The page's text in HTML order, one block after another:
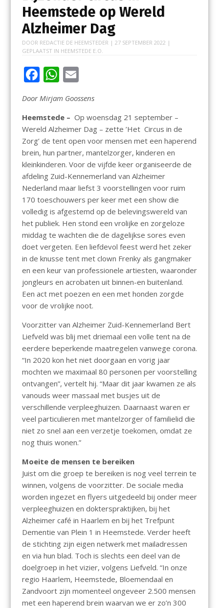
Heemstede op Wereld
Alzheimer Dag
DOOR REDACTIE DE HEEMSTEDER | 27 SEPTEMBER 2022 |
GEPLAATST IN HEEMSTEDE E.O.
F
e
b
o
o
k
W
at
s
A
p
p
E
ai
l
Door Mirjam Goossens
Heemstede – Op woensdag 21 september –
Wereld Alzheimer Dag – zette ’Het Circus in de
Zorg’ de tent open voor mensen met een haperend
brein, hun partner, mantelzorger, kinderen en
kleinkinderen. Voor de vijfde keer organiseerde de
afdeling Zuid-Kennemerland van Alzheimer
Nederland maar liefst 3 voorstellingen voor ruim
170 toeschouwers per keer met een show die
volledig is afgestemd op de belevingswereld van
het publiek. Hen stond een vrolijke en zorgeloze
middag te wachten die de dagelijkse sores even
doet vergeten. Een liefdevol feest werd het zeker
in de knusse tent met clown Frenky als gangmaker
en een keur van professionele artiesten, waaronder
jongleurs en acrobaten uit binnen-en buitenland.
Een act met poezen en een met honden zorgde
voor de vrolijke noot.
Voorzitter van Alzheimer Zuid-Kennemerland Bert
Liefveld was blij met driemaal een volle tent na de
eerdere beperkende maatregelen vanwege corona.
“In 2020 kon het niet doorgaan en vorig jaar
mochten we maximaal 80 personen per voorstelling
ontvangen”, vertelt hij. “Maar dit jaar kwamen ze als
vanouds weer massaal met busjes uit de
verschillende verpleeghuizen. Daarnaast waren er
veel particulieren met mantelzorger of familielid die
niet zo snel aan een verzetje toekomen, omdat ze
nog thuis wonen.”
Moeite de mensen te bereiken
Juist om die groep te bereiken is nog veel terrein te
winnen, volgens de voorzitter. De sociale media
worden ingezet en flyers uitgedeeld bij onder meer
verpleeghuizen en dokterspraktijken, bij het
Alzheimer café in Haarlem en bij het Trefpunt
Dementie van Plein 1 in Heemstede. Verder heeft
de stichting zijn eigen netwerk met mailadressen
en via hun blad. Toch is slechts een deel van de
doelgroep in het vizier, volgens Liefveld. “In onze
regio Haarlem, Heemstede, Bloemendaal en
Zandvoort zijn momenteel ongeveer 2.500 mensen
met een haperend brein waarvan we er zo’n 300